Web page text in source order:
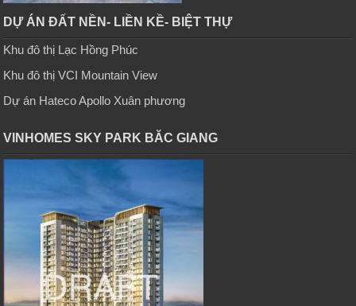
DỰ ÁN ĐẤT NỀN- LIỀN KỀ- BIỆT THỰ
Khu đô thị Lạc Hồng Phúc
Khu đô thị VCI Mountain View
Dự án Hateco Apollo Xuân phương
VINHOMES SKY PARK BĂC GIANG